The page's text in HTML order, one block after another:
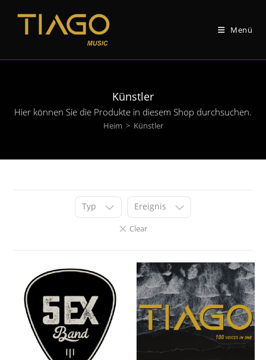
springen
Menü
Künstler
Hier können Sie die Produkte in diesem Shop durchsuchen.
Heim > Künstler
Typ Ereignis